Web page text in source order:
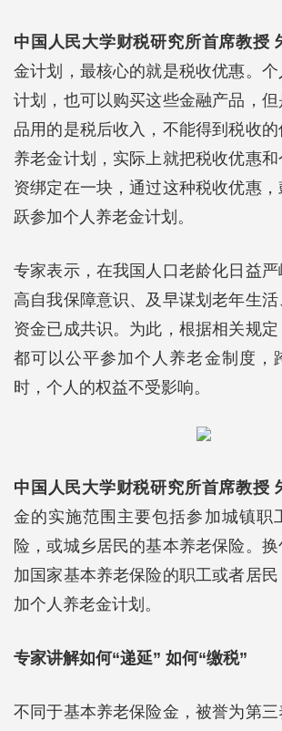
中国人民大学财税研究所首席教授
金计划，最核心的就是税收优惠。
计划，也可以购买这些金融产品，
品用的是税后收入，不能得到税收
养老金计划，实际上就把税收优惠
资绑定在一块，通过这种税收优惠
跃参加个人养老金计划。
专家表示，在我国人口老龄化日益
高自我保障意识、及早谋划老年生
资金已成共识。为此，根据相关规
都可以公平参加个人养老金制度，
时，个人的权益不受影响。
中国人民大学财税研究所首席教授
金的实施范围主要包括参加城镇职
险，或城乡居民的基本养老保险。
加国家基本养老保险的职工或者居
加个人养老金计划。
专家讲解如何“递延” 如何“缴税”
不同于基本养老保险金，被誉为第三